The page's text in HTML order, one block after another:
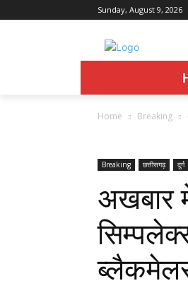
Sunday, August 9, 2026
Home Breaking
Breaking छत्तीसगढ़ दुर्ग
अखबार